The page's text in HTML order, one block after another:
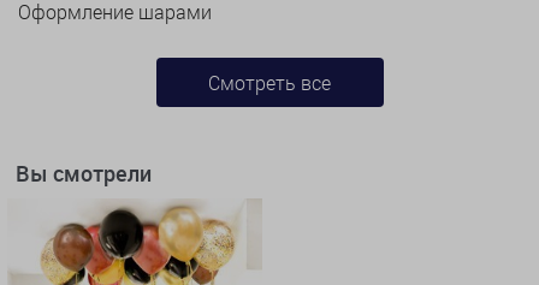
Оформление шарами
Смотреть все
Вы смотрели